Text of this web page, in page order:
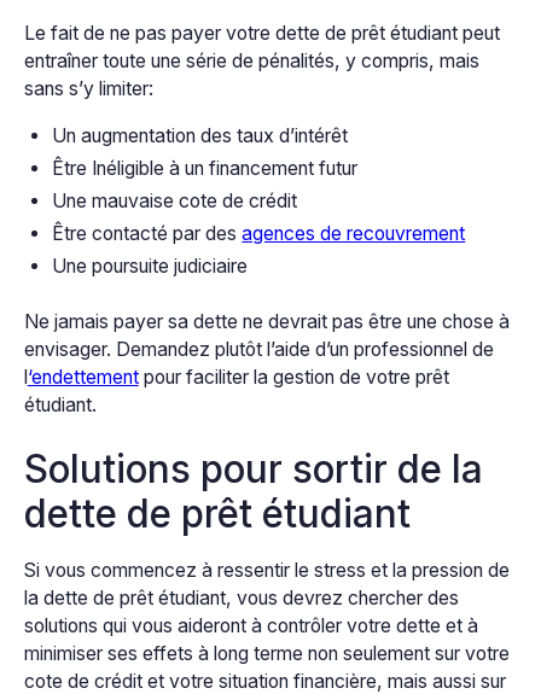
Le fait de ne pas payer votre dette de prêt étudiant peut
entraîner toute une série de pénalités, y compris, mais
sans s’y limiter:
Un augmentation des taux d’intérêt
Être Inéligible à un financement futur
Une mauvaise cote de crédit
Être contacté par desagences de recouvrement
Une poursuite judiciaire
Ne jamais payer sa dette ne devrait pas être une chose à
envisager. Demandez plutôt l’aide d’un professionnel de
‘endettementpour faciliter la gestion de votre prêt
étudiant.
Solutions pour sortir de la
dette de prêt étudiant
Si vous commencez à ressentir le stress et la pression de
la dette de prêt étudiant, vous devrez chercher des
solutions qui vous aideront à contrôler votre dette et à
minimiser ses effets à long terme non seulement sur votre
cote de crédit et votre situation financière, mais aussi sur